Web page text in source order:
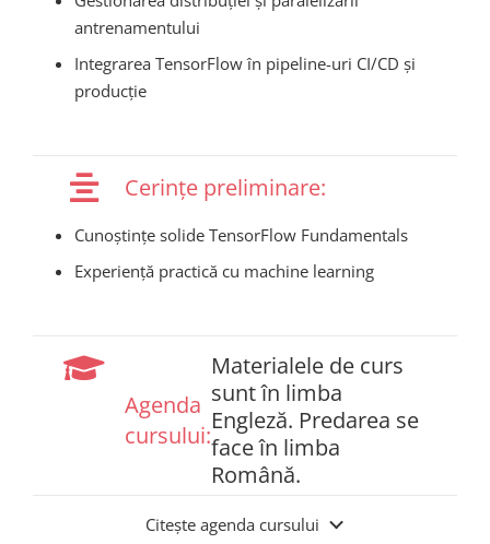
antrenamentului
Integrarea TensorFlow în pipeline-uri CI/CD și
producție
Cerințe preliminare:
Cunoștințe solide TensorFlow Fundamentals
Experiență practică cu machine learning
Agenda
cursului:
Materialele de curs
sunt în limba
Engleză. Predarea se
face în limba
Română.
Citește agenda cursului